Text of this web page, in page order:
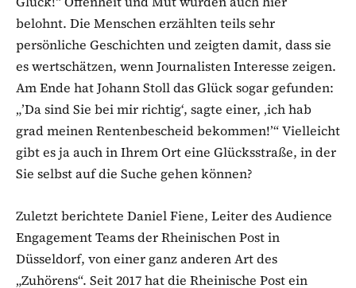
belohnt. Die Menschen erzählten teils sehr
persönliche Geschichten und zeigten damit, dass sie
es wertschätzen, wenn Journalisten Interesse zeigen.
Am Ende hat Johann Stoll das Glück sogar gefunden:
„’Da sind Sie bei mir richtig‘, sagte einer, ‚ich hab
grad meinen Rentenbescheid bekommen!’“ Vielleicht
gibt es ja auch in Ihrem Ort eine Glücksstraße, in der
Sie selbst auf die Suche gehen können?
Zuletzt berichtete Daniel Fiene, Leiter des Audience
Engagement Teams der Rheinischen Post in
Düsseldorf, von einer ganz anderen Art des
„Zuhörens“. Seit 2017 hat die Rheinische Post ein